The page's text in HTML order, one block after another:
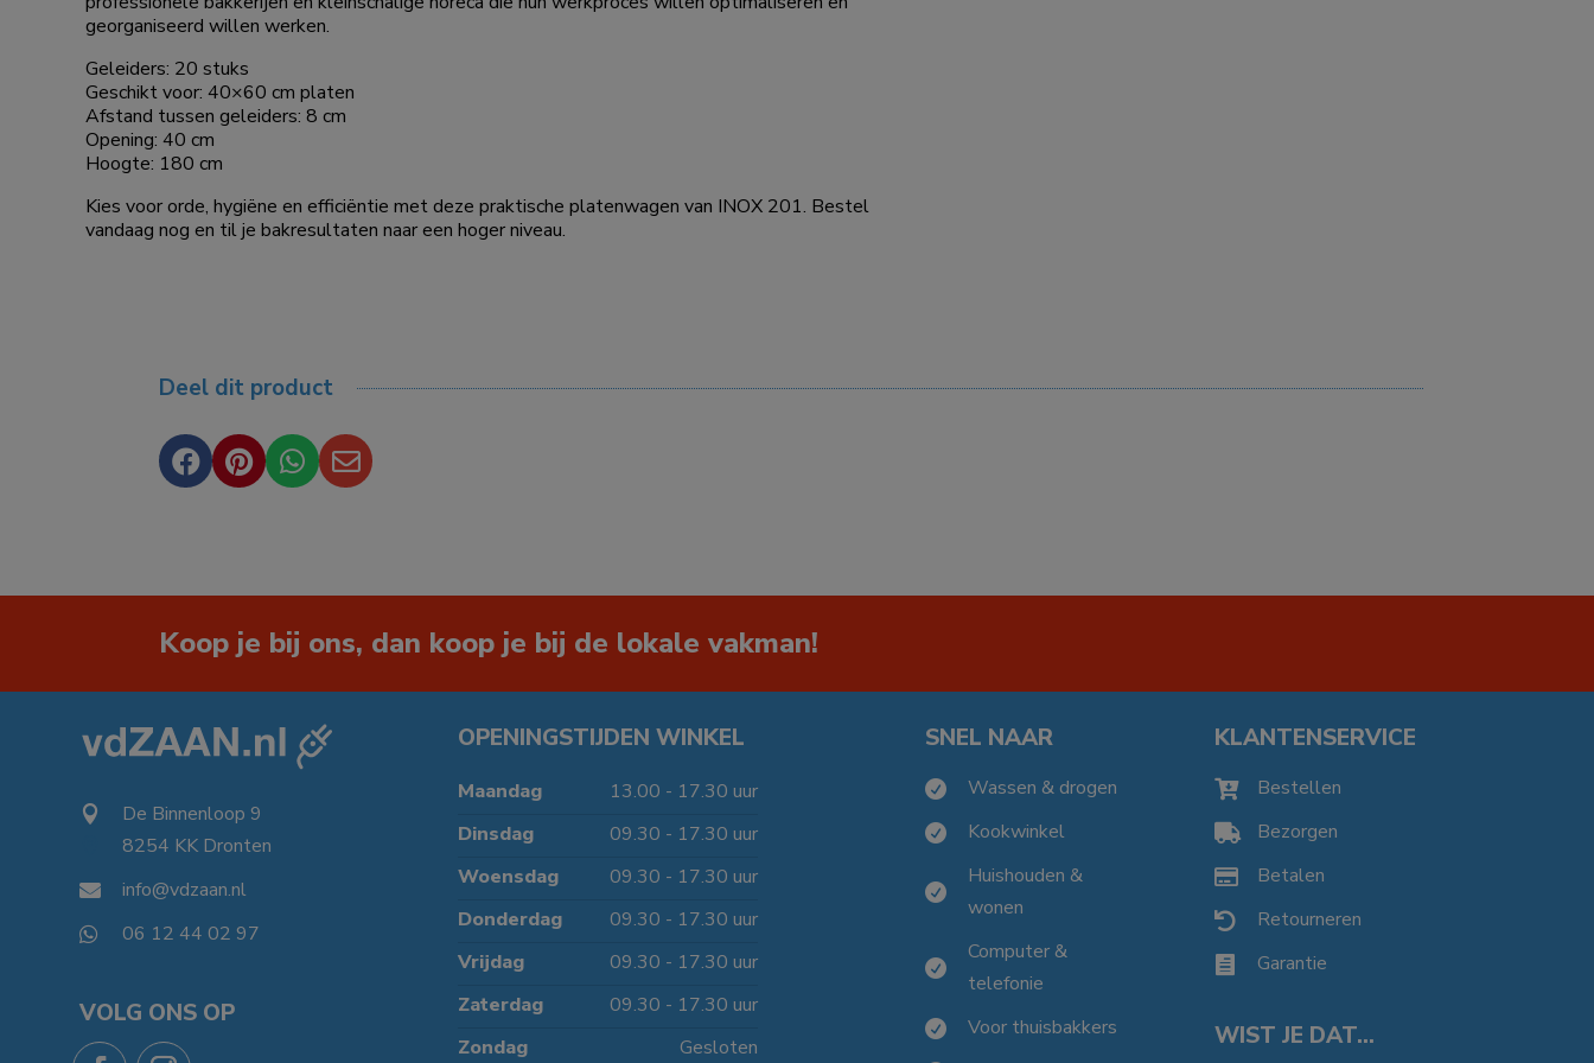
georganiseerd willen werken.
Geleiders: 20 stuks
Geschikt voor: 40×60 cm platen
Afstand tussen geleiders: 8 cm
Opening: 40 cm
Hoogte: 180 cm
Kies voor orde, hygiëne en efficiëntie met deze praktische platenwagen van INOX 201. Bestel
vandaag nog en til je bakresultaten naar een hoger niveau.
Deel dit product
   
Koop je bij ons, dan koop je bij de lokale vakman!
 De Binnenloop 9
8254 KK Dronten
 info@vdzaan.nl
 06 12 44 02 97
VOLG ONS OP
OPENINGSTIJDEN WINKEL
Maandag
13.00 - 17.30 uur
Dinsdag
09.30 - 17.30 uur
Woensdag
09.30 - 17.30 uur
Donderdag
09.30 - 17.30 uur
Vrijdag
09.30 - 17.30 uur
Zaterdag
09.30 - 17.30 uur
Zondag
Gesloten
SNEL NAAR
 Wassen & drogen
 Kookwinkel

Huishouden &
wonen

Computer &
telefonie
 Voor thuisbakkers
KLANTENSERVICE
 Bestellen
 Bezorgen
 Betalen
 Retourneren
 Garantie
WIST JE DAT…